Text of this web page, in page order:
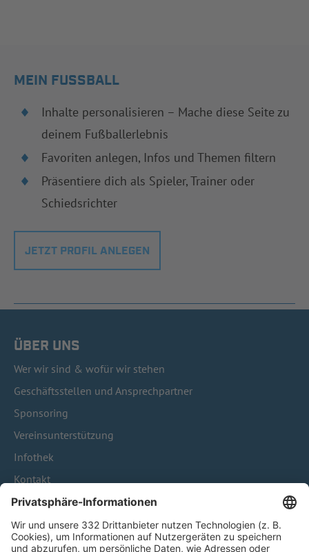
MEIN FUSSBALL
Inhalte personalisieren – Mache diese Seite zu
deinem Fußballerlebnis
Favoriten anlegen, Infos und Themen filtern
Präsentiere dich als Spieler, Trainer oder
Schiedsrichter
JETZT PROFIL ANLEGEN
ÜBER UNS
Wer wir sind & wofür wir stehen
Geschäftsstellen und Ansprechpartner
Sponsoring
Vereinsunterstützung
Infothek
Kontakt
HÄUFIG BESUCHTE SEITEN
Pässe und Vereinswechsel